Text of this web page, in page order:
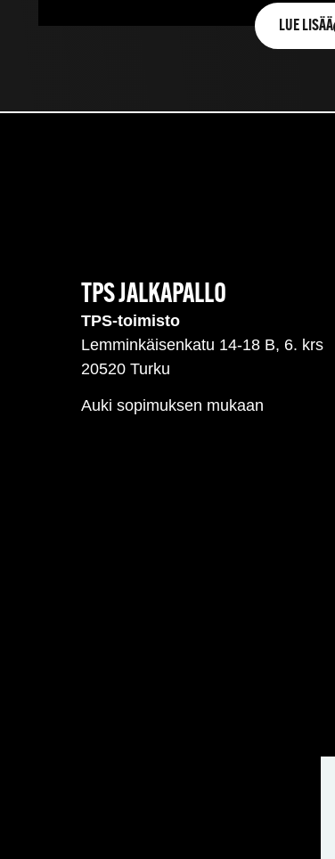
LUE LISÄÄ
TPS JALKAPALLO
TPS-toimisto
Lemminkäisenkatu 14-18 B, 6. krs
20520 Turku
Auki sopimuksen mukaan